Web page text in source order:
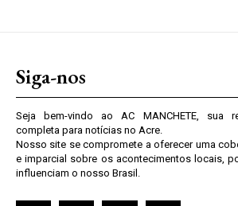
Siga-nos
Seja bem-vindo ao AC MANCHETE, sua
completa para notícias no Acre.
Nosso site se compromete a oferecer uma
e imparcial sobre os acontecimentos locais,
influenciam o nosso Brasil.